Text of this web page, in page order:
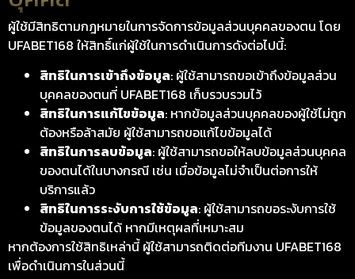
ผู้ใช้มีสิทธิตามกฎหมายในการจัดการข้อมูลส่วนบุคคลของตน โดย
UFABET168 ให้สิทธิ์แก่ผู้ใช้ในการดำเนินการดังต่อไปนี้:
สิทธิในการเข้าถึงข้อมูล: ผู้ใช้สามารถขอเข้าถึงข้อมูลส่วน
บุคคลของตนที่ UFABET168 เก็บรวบรวมไว้
สิทธิในการแก้ไขข้อมูล: หากข้อมูลส่วนบุคคลของผู้ใช้ไม่ถูก
ต้องหรือล้าสมัย ผู้ใช้สามารถขอแก้ไขข้อมูลได้
สิทธิในการลบข้อมูล: ผู้ใช้สามารถขอให้ลบข้อมูลส่วนบุคคล
ของตนได้ในบางกรณี เช่น เมื่อข้อมูลไม่จำเป็นต่อการให้
บริการแล้ว
สิทธิในการระงับการใช้ข้อมูล: ผู้ใช้สามารถขอระงับการใช้
ข้อมูลของตนได้ หากมีเหตุผลที่เหมาะสม
หากต้องการใช้สิทธิเหล่านี้ ผู้ใช้สามารถติดต่อทีมงาน UFABET168
เพื่อดำเนินการในส่วนนี้